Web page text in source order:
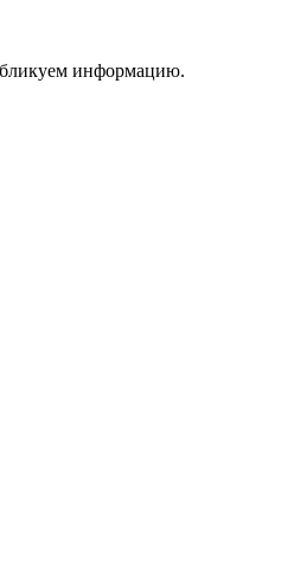
информацию.